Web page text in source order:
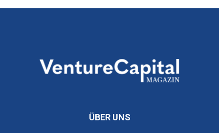
ÜBER UNS